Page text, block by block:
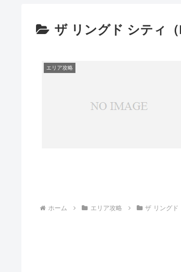
ザ リングド シティ
エリア攻略
ホーム エリア攻略 ザ リングド